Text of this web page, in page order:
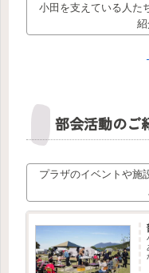
小田を支えている人た
紹
部会活動のご
プラザのイベントや施